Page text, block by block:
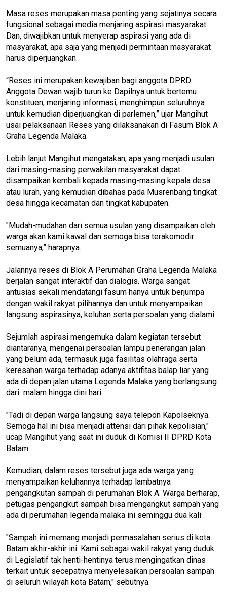
Masa reses merupakan masa penting yang sejatinya secara
fungsional sebagai media menjaring aspirasi masyarakat.
Dan, diwajibkan untuk menyerap aspirasi yang ada di
masyarakat, apa saja yang menjadi permintaan masyarakat
harus diperjuangkan.
“Reses ini merupakan kewajiban bagi anggota DPRD.
Anggota Dewan wajib turun ke Dapilnya untuk bertemu
konstituen, menjaring informasi, menghimpun seluruhnya
untuk kemudian diperjuangkan di parlemen,” ujar Mangihut
usai pelaksanaan Reses yang dilaksanakan di Fasum Blok A
Graha Legenda Malaka.
Lebih lanjut Mangihut mengatakan, apa yang menjadi usulan
dari masing-masing perwakilan masyarakat dapat
disampaikan kembali kepada masing-masing kepala desa
atau lurah, yang kemudian dibahas pada Musrenbang tingkat
desa hingga kecamatan dan tingkat kabupaten.
"Mudah-mudahan dari semua usulan yang disampaikan oleh
warga akan kami kawal dan semoga bisa terakomodir
semuanya,” harapnya.
Jalannya reses di Blok A Perumahan Graha Legenda Malaka
berjalan sangat interaktif dan dialogis. Warga sangat
antusias sekali mendatangi fasum hanya untuk berjumpa
dengan wakil rakyat pilihannya dan untuk menyampaikan
langsung aspirasinya, keluhan serta persoalan yang dialami
Sejumlah aspirasi mengemuka dalam kegiatan tersebut
diantaranya, mengenai persoalan lampu penerangan jalan
yang belum ada, termasuk juga fasilitas olahraga serta
keresahan warga terhadap adanya aktifitas balap liar yang
ada di depan jalan utama Legenda Malaka yang berlangsung
dari malam hingga dini hari.
"Tadi di depan warga langsung saya telepon Kapolseknya.
Semoga hal ini bisa menjadi attensi dari pihak kepolisian,"
ucap Mangihut yang saat ini duduk di Komisi II DPRD Kota
Batam.
Kemudian, dalam reses tersebut juga ada warga yang
menyampaikan keluhannya terhadap lambatnya
pengangkutan sampah di perumahan Blok A. Warga berharap,
petugas pengangkut sampah bisa mengangkut sampah yang
ada di perumahan legenda malaka ini seminggu dua kali
"Sampah ini memang menjadi permasalahan serius di kota
Batam akhir-akhir ini. Kami sebagai wakil rakyat yang duduk
di Legislatif tak henti-hentinya terus mengingatkan dinas
terkait untuk secepatnya menyelesaikan persoalan sampah
di seluruh wilayah kota Batam," sebutnya.